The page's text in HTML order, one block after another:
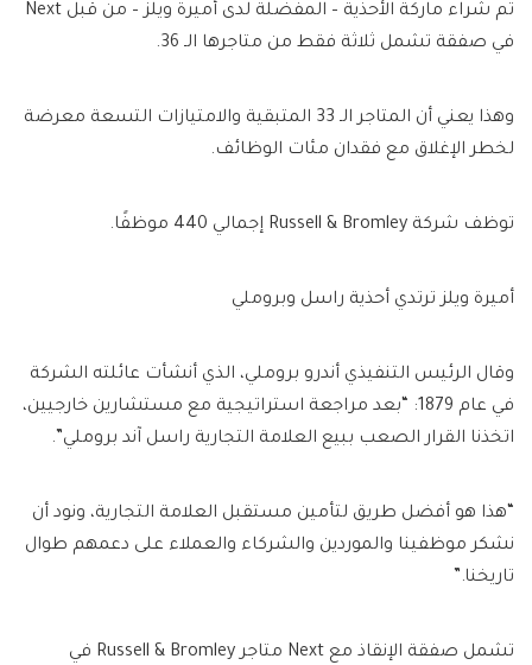
تم شراء ماركة الأحذية – المفضلة لدى أميرة ويلز – من قبل Next
في صفقة تشمل ثلاثة فقط من متاجرها الـ 36.
وهذا يعني أن المتاجر الـ 33 المتبقية والامتيازات التسعة معرضة
لخطر الإغلاق مع فقدان مئات الوظائف.
توظف شركة Russell & Bromley إجمالي 440 موظفًا.
أميرة ويلز ترتدي أحذية راسل وبروملي
وقال الرئيس التنفيذي أندرو بروملي، الذي أنشأت عائلته الشركة
في عام 1879: “بعد مراجعة استراتيجية مع مستشارين خارجيين،
اتخذنا القرار الصعب ببيع العلامة التجارية راسل آند بروملي”.
“هذا هو أفضل طريق لتأمين مستقبل العلامة التجارية، ونود أن
نشكر موظفينا والموردين والشركاء والعملاء على دعمهم طوال
تاريخنا.”
تشمل صفقة الإنقاذ مع Next متاجر Russell & Bromley في